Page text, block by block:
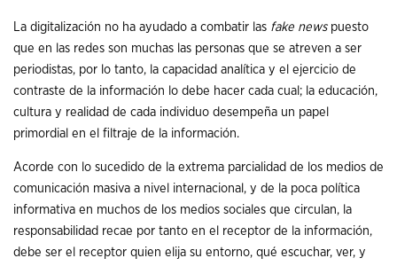
La digitalización no ha ayudado a combatir las fake newspuesto
que en las redes son muchas las personas que se atreven a ser
periodistas, por lo tanto, la capacidad analítica y el ejercicio de
contraste de la información lo debe hacer cada cual; la educación,
cultura y realidad de cada individuo desempeña un papel
primordial en el filtraje de la información.
Acorde con lo sucedido de la extrema parcialidad de los medios de
comunicación masiva a nivel internacional, y de la poca política
informativa en muchos de los medios sociales que circulan, la
responsabilidad recae por tanto en el receptor de la información,
debe ser el receptor quien elija su entorno, qué escuchar, ver, y